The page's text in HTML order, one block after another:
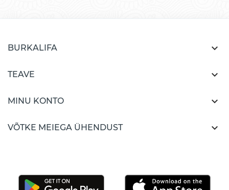
BURKALIFA 
TEAVE 
MINU KONTO 
VÕTKE MEIEGA ÜHENDUST 